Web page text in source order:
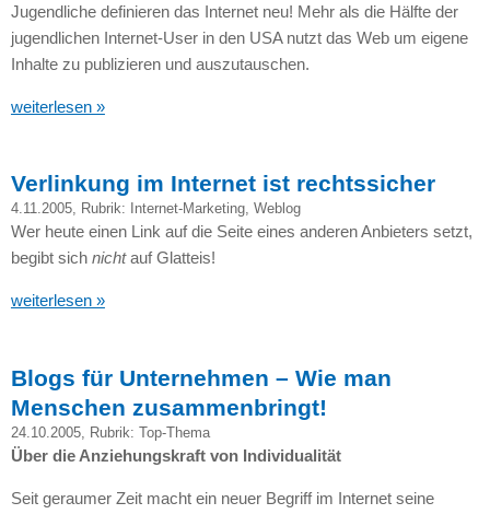
Jugendliche definieren das Internet neu! Mehr als die Hälfte der
jugendlichen Internet-User in den USA nutzt das Web um eigene
Inhalte zu publizieren und auszutauschen.
weiterlesen »
Verlinkung im Internet ist rechtssicher
4.11.2005, Rubrik: Internet-Marketing, Weblog
Wer heute einen Link auf die Seite eines anderen Anbieters setzt,
begibt sich nichtauf Glatteis!
weiterlesen »
Blogs für Unternehmen – Wie man
Menschen zusammenbringt!
24.10.2005, Rubrik: Top-Thema
Über die Anziehungskraft von Individualität
Seit geraumer Zeit macht ein neuer Begriff im Internet seine